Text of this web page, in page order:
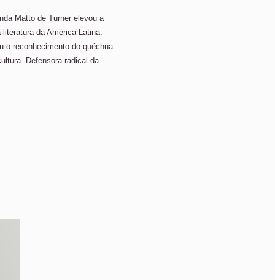
Matto de Turner elevou a
da América Latina.
o reconhecimento do quéchua
Defensora radical da